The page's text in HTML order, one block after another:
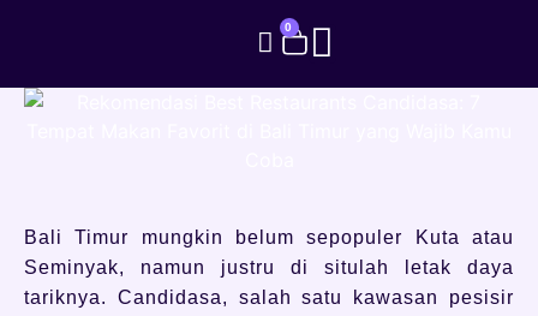
0
Bali Timur mungkin belum sepopuler Kuta atau
Seminyak, namun justru di situlah letak daya
tariknya. Candidasa, salah satu kawasan pesisir